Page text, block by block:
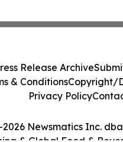
2026 Newsmatics Inc.
Release Archive
& ConditionsCopyright/
Privacy Policy